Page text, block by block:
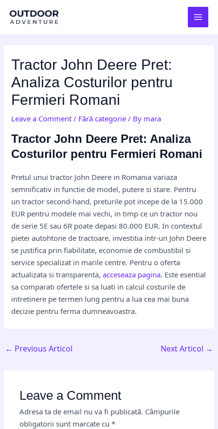
Tractor John Deere Pret:
Analiza Costurilor pentru
Fermieri Romani
Leave a Comment / Fără categorie / By mara
Tractor John Deere Pret: Analiza
Costurilor pentru Fermieri Romani
Pretul unui tractor John Deere in Romania variaza
semnificativ in functie de model, putere si stare. Pentru
un tractor second-hand, preturile pot incepe de la 15.000
EUR pentru modele mai vechi, in timp ce un tractor nou
de serie 5E sau 6R poate depasi 80.000 EUR. In contextul
pietei autohtone de tractoare, investitia intr-un John Deere
se justifica prin fiabilitate, economie de combustibil si
service specializat in marile centre. Pentru o oferta
actualizata si transparenta,acceseaza pagina. Este esential
sa comparati ofertele si sa luati in calcul costurile de
intretinere pe termen lung pentru a lua cea mai buna
decizie pentru ferma dumneavoastra.
navigation
← Previous Articol Next Articol →
Leave a Comment
Adresa ta de email nu va fi publicată. Câmpurile
obligatorii sunt marcate cu*